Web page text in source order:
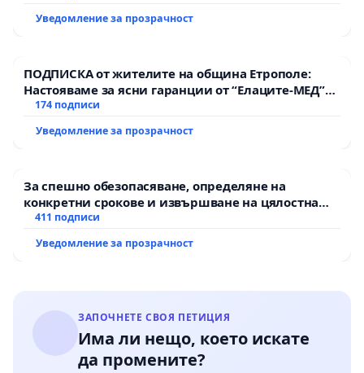
Уведомление за прозрачност
ПОДПИСКА от жителите на община Етрополе:
Настояваме за ясни гаранции от “Елаците-МЕД”
АД и от държавата, че ще се изпълнят всички
174 подписи
Уведомление за прозрачност
За спешно обезопасяване, определяне на
конкретни срокове и извършване на цялостна
рехабилитация на републиканския път между
Мирово - к.к. Момин проход
411 подписи
Уведомление за прозрачност
ЗАПОЧНЕТЕ СВОЯ ПЕТИЦИЯ
Има ли нещо, което искате
да промените?